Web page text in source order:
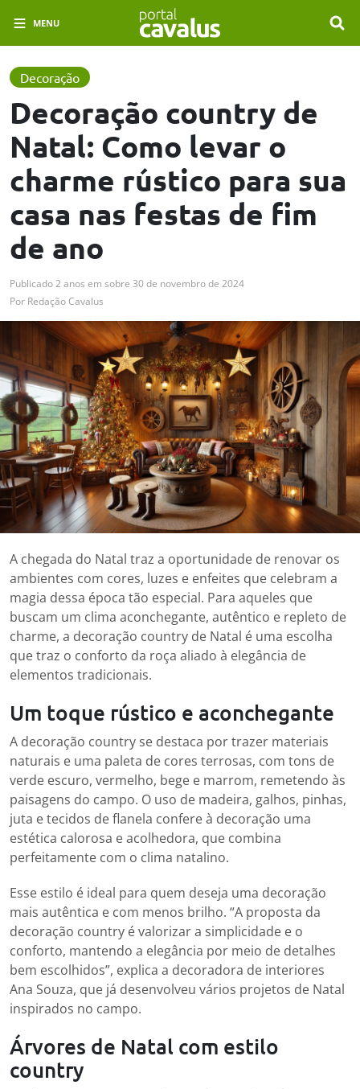
MENU
Decoração
Decoração country de
Natal: Como levar o
charme rústico para sua
casa nas festas de fim
de ano
Publicado2 anos em sobre 30 de novembro de 2024
Por Redação Cavalus
A chegada do Natal traz a oportunidade de renovar os
ambientes com cores, luzes e enfeites que celebram a
magia dessa época tão especial. Para aqueles que
buscam um clima aconchegante, autêntico e repleto de
charme, a decoração country de Natal é uma escolha
que traz o conforto da roça aliado à elegância de
elementos tradicionais.
Um toque rústico e aconchegante
A decoração country se destaca por trazer materiais
naturais e uma paleta de cores terrosas, com tons de
verde escuro, vermelho, bege e marrom, remetendo às
paisagens do campo. O uso de madeira, galhos, pinhas,
juta e tecidos de flanela confere à decoração uma
estética calorosa e acolhedora, que combina
perfeitamente com o clima natalino.
Esse estilo é ideal para quem deseja uma decoração
mais autêntica e com menos brilho. “A proposta da
decoração country é valorizar a simplicidade e o
conforto, mantendo a elegância por meio de detalhes
bem escolhidos”, explica a decoradora de interiores
Ana Souza, que já desenvolveu vários projetos de Natal
inspirados no campo.
Árvores de Natal com estilo
country